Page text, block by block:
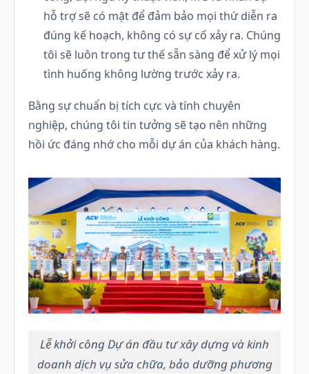
hỗ trợ sẽ có mặt để đảm bảo mọi thứ diễn ra
đúng kế hoạch, không có sự cố xảy ra. Chúng
tôi sẽ luôn trong tư thế sẵn sàng để xử lý mọi
tình huống không lường trước xảy ra.
Bằng sự chuẩn bị tích cực và tính chuyên
nghiệp, chúng tôi tin tưởng sẽ tạo nên những
hồi ức đáng nhớ cho mỗi dự án của khách hàng.
Lễ khởi công Dự án đầu tư xây dựng và kinh
doanh dịch vụ sửa chữa, bảo dưỡng phương